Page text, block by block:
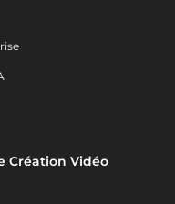
Création Vidéo